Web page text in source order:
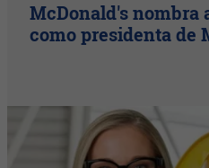
McDonald's nombra
como presidenta de